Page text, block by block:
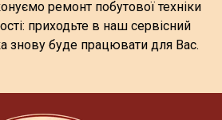
ремонт побутової техніки
приходьте в наш сервісний
знову буде працювати для Вас.